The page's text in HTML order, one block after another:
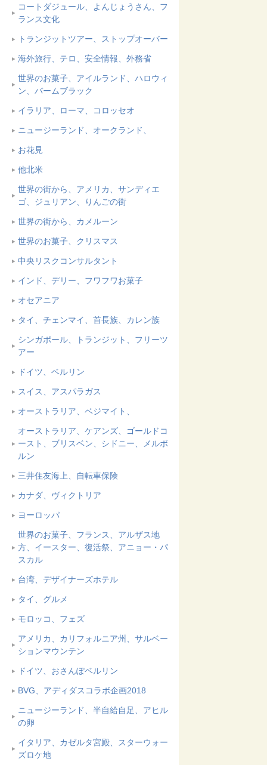
コートダジュール、よんじょうさん、フ
ランス文化
トランジットツアー、ストップオーバー
海外旅行、テロ、安全情報、外務省
世界のお菓子、アイルランド、ハロウィ
ン、バームブラック
イラリア、ローマ、コロッセオ
ニュージーランド、オークランド、
お花見
他北米
世界の街から、アメリカ、サンディエ
ゴ、ジュリアン、りんごの街
世界の街から、カメルーン
世界のお菓子、クリスマス
中央リスクコンサルタント
インド、デリー、フワフワお菓子
オセアニア
タイ、チェンマイ、首長族、カレン族
シンガポール、トランジット、フリーツ
アー
ドイツ、ベルリン
スイス、アスパラガス
オーストラリア、ベジマイト、
オーストラリア、ケアンズ、ゴールドコ
ースト、ブリスベン、シドニー、メルボ
ルン
三井住友海上、自転車保険
カナダ、ヴィクトリア
ヨーロッパ
世界のお菓子、フランス、アルザス地
方、イースター、復活祭、アニョー・パ
スカル
台湾、デザイナーズホテル
タイ、グルメ
モロッコ、フェズ
アメリカ、カリフォルニア州、サルベー
ションマウンテン
ドイツ、おさんぽベルリン
BVG、アディダスコラボ企画2018
ニュージーランド、半自給自足、アヒル
の卵
イタリア、カゼルタ宮殿、スターウォー
ズロケ地